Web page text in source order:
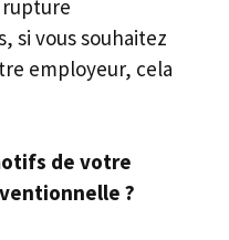
si vous souhaitez
employeur, cela
de votre
?